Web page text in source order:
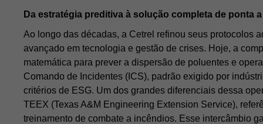
Da estratégia preditiva à solução completa de ponta
Ao longo das décadas, a Cetrel refinou seus protocolos
avançado em tecnologia e gestão de crises. Hoje, a
matemática para prever a dispersão de poluentes e
Comando de Incidentes (ICS), padrão exigido por
critérios de ESG. Um dos grandes diferenciais dessa
TEEX (Texas A&M Engineering Extension Service),
treinamento de combate a incêndios. Esse intercâmbio